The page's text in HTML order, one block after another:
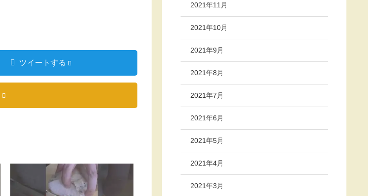
ツイートする
2021年11月
2021年10月
2021年9月
2021年8月
2021年7月
2021年6月
2021年5月
2021年4月
2021年3月